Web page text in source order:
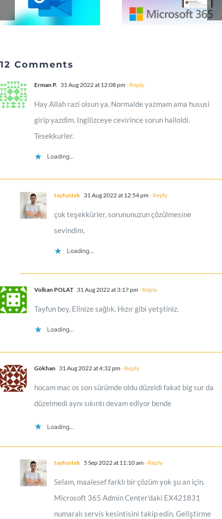
12 Comments
Erman P. 31 Aug 2022 at 12:08 pm - Reply
Hay Allah razi olsun ya. Normalde yazmam ama hususi
girip yazdim. Ingilizceye cevirince sorun halloldi.
Tesekkurler.
Loading...
tayfuntek 31 Aug 2022 at 12:54 pm - Reply
çok teşekkürler, sorununuzun çözülmesine
sevindim.
Loading...
Volkan POLAT 31 Aug 2022 at 3:17 pm - Reply
Tayfun bey, Elinize sağlık, Hızır gibi yetştiniz.
Loading...
Gökhan 31 Aug 2022 at 4:32 pm - Reply
hocam mac os son sürümde oldu düzeldi fakat big sur da
düzelmedi aynı sıkıntı devam ediyor bende
Loading...
tayfuntek 5 Sep 2022 at 11:10 am - Reply
Selam, maalesef farklı bir çözüm yok şu an için.
Microsoft 365 Admin Center’daki EX421831
numaralı servis kesintisini takip edin. Geliştirme